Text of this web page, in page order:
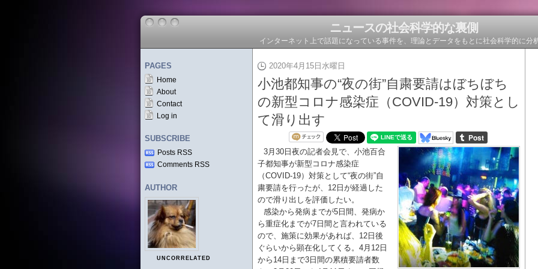
ニュースの社会科学的な裏側
インターネット上で話題になっている事件を、理論とデータをもとに社会科学的に分
PAGES
Home
About
Contact
Log in
SUBSCRIBE
Posts RSS
Comments RSS
AUTHOR
UNCORRELATED
2020年4月15日水曜日
小池都知事の“夜の街”自粛要請はぼちぼち
の新型コロナ感染症（COVID-19）対策とし
て滑り出す
3月30日夜の記者会見で、小池百合
子都知事が新型コロナ感染症
（COVID-19）対策として“夜の街”自
粛要請を行ったが、12日が経過した
ので滑り出しを評価したい。
感染から発病までが5日間、発病か
ら重症化までが7日間と言われている
ので、施策に効果があれば、12日後
ぐらいから顕在化してくる。4月12日
から14日まで3日間の累積要請者数